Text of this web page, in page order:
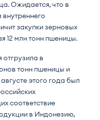
Ожидается, что в
закупки зерновых
12 млн тонн пшеницы.
в
тонн пшеницы и
этого года был
соответствие
в Индонезию,